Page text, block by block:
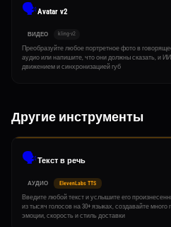
🗣️Avatar v2
ВИДЕО kling-v2
Преобразуйте любое портретное фото в
аудио или напишите, что они должны сказать, и
движением и синхронизацией губ
Другие инструменты
🗣️Текст в речь
АУДИО ElevenLabs TTS
Введите любой текст и услышите его
из тысяч голосов на 30+ языках, создавайте
эмоции, скорость и стиль доставки